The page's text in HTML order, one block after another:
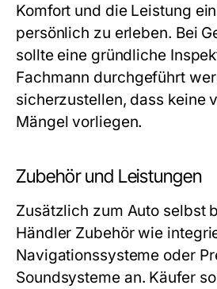
Komfort und die Leistung
persönlich zu erleben. Bei
sollte eine gründliche
Fachmann durchgeführt
sicherzustellen, dass keine
Mängel vorliegen.
Zubehör und Leistungen
Zusätzlich zum Auto selbst
Händler Zubehör wie
Navigationssysteme oder
Soundsysteme an. Käufer